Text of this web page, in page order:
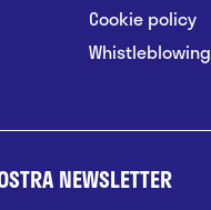
Cookie policy
Whistleblowing
NEWSLETTER